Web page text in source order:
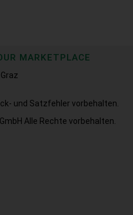
MARKETPLACE
und Satzfehler vorbehalten.
Alle Rechte vorbehalten.